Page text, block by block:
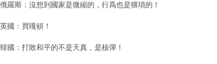
俄羅斯：沒想到國家是微縮的，行爲也是猥瑣的！
英國：買嘎頓！
韓國：打敗和平的不是天真，是核彈！